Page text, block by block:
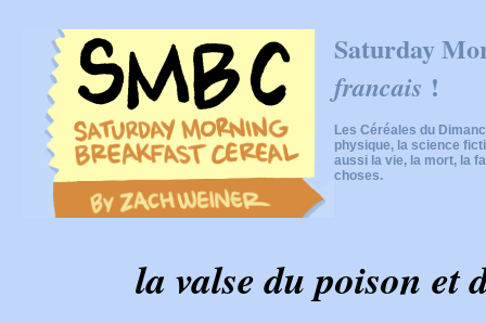
Saturday
francais !
Les Céréales du
physique, la science
aussi la vie, la mort, la
choses.
la valse du poison et